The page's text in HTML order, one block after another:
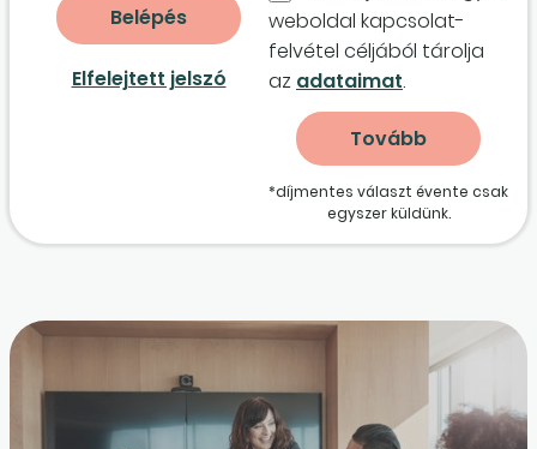
Elfelejtett jelszó
weboldal kapcso­lat­
felvétel céljából tárolja
az adataimat.
*díjmentes választ évente csak
egyszer küldünk.